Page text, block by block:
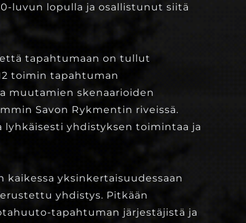
luvun lopulla ja osallistunut siitä
tapahtumaan on tullut
toimin tapahtuman
muutamien skenaarioiden
Savon Rykmentin riveissä.
lyhkäisesti yhdistyksen toimintaa ja
kaikessa yksinkertaisuudessaan
yhdistys. Pitkään
tapahtuman järjestäjistä ja